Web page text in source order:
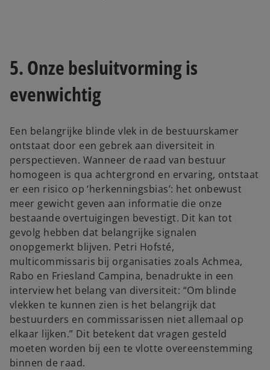
5. Onze besluitvorming is
evenwichtig
Een belangrijke blinde vlek in de bestuurskamer
ontstaat door een gebrek aan diversiteit in
perspectieven. Wanneer de raad van bestuur
homogeen is qua achtergrond en ervaring, ontstaat
er een risico op ‘herkenningsbias’: het onbewust
meer gewicht geven aan informatie die onze
bestaande overtuigingen bevestigt. Dit kan tot
gevolg hebben dat belangrijke signalen
onopgemerkt blijven. Petri Hofsté,
multicommissaris bij organisaties zoals Achmea,
Rabo en Friesland Campina, benadrukte in een
interview het belang van diversiteit: “Om blinde
vlekken te kunnen zien is het belangrijk dat
bestuurders en commissarissen niet allemaal op
elkaar lijken.” Dit betekent dat vragen gesteld
moeten worden bij een te vlotte overeenstemming
binnen de raad.